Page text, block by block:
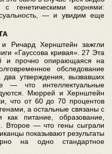
с генетическими корнями:
— и увидим еще
Ричард Хернштейн зажгли
«Гауссова кривая». 27 Эта
и прочно опирающаяся на
обследование
утверждения, вызвавших
— что интеллектуальные
Мюррей и Хернштейн
что от 60 до 70 процентов
а остальные связаны с
питание, образование,
Второе — что гены сыграли
показывают результаты
на одно стандартное